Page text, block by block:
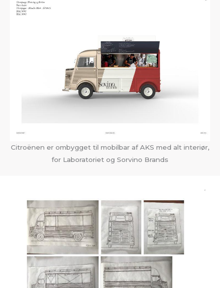
Citroënen er ombygget til mobilbar af AKS med alt interiør,
for Laboratoriet og Sorvino Brands